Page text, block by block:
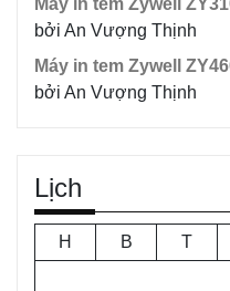
bởi An Vượng Thịnh
Máy in tem Zywell
bởi An Vượng Thịnh
Lịch
H B T